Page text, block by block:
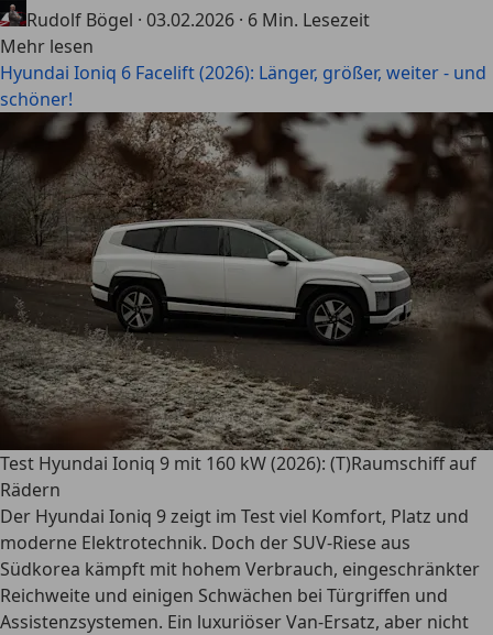
Rudolf Bögel · 03.02.2026 · 6 Min. Lesezeit
Mehr lesen
Hyundai Ioniq 6 Facelift (2026): Länger, größer, weiter - und
schöner!
Test Hyundai Ioniq 9 mit 160 kW (2026): (T)Raumschiff auf
Rädern
Der Hyundai Ioniq 9 zeigt im Test viel Komfort, Platz und
moderne Elektrotechnik. Doch der SUV-Riese aus
Südkorea kämpft mit hohem Verbrauch, eingeschränkter
Reichweite und einigen Schwächen bei Türgriffen und
Assistenzsystemen. Ein luxuriöser Van-Ersatz, aber nicht